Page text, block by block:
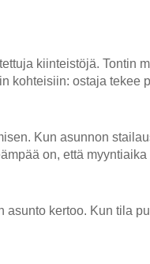
kiinteistöjä. Tontin
kohteisiin: ostaja tekee
Kun asunnon
on, että
asunto kertoo. Kun tila